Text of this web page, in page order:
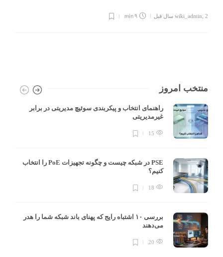
wiki_admin, 2 سال قبل 9 min
منتخب امروز
راهنمای انتخاب و پیکربندی سوئیچ مدیریتی در برابر
غیرمدیریتی
15
PSE در شبکه چیست و چگونه تجهیزات PoE را انتخاب
کنیم؟
18
بررسی ۱۰ اشتباه رایج که پهنای باند شبکه شما را هدر
می‌دهند
20